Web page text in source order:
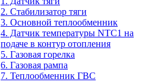
2. Стабилизатор тяги
3. Основной теплообменник
4. Датчик температуры NTC1 на
подаче в контур отопления
5. Газовая горелка
6. Газовая рампа
7. Теплообменник ГВС